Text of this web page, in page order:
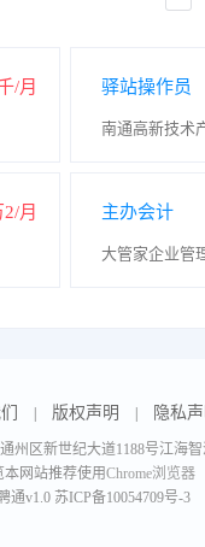
/月 驿站操作员
月 主办会计
版权声明 隐私
区新世纪大道1188号江海
本网站推荐使用Chrome浏览器
通v1.0 苏ICP备10054709号-3